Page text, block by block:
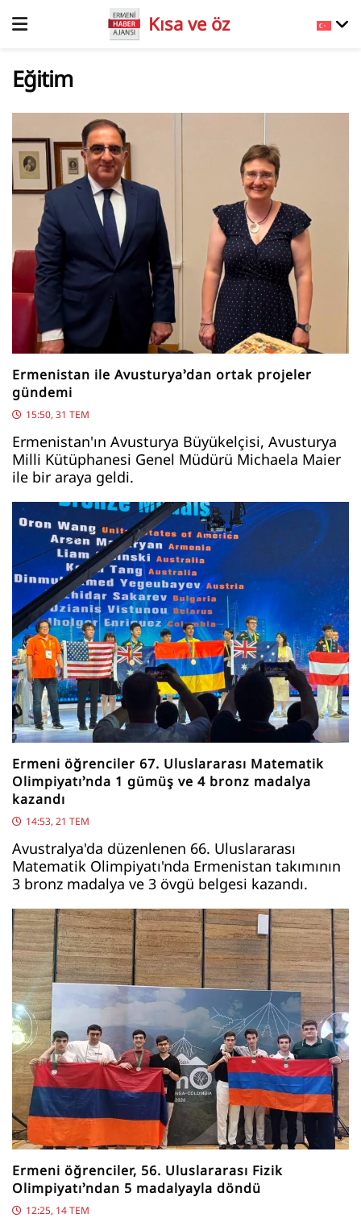
Kısa ve öz
Eğitim
Ermenistan ile Avusturya’dan ortak projeler
gündemi
15:50, 31 TEM
Ermenistan'ın Avusturya Büyükelçisi, Avusturya
Milli Kütüphanesi Genel Müdürü Michaela Maier
ile bir araya geldi.
Ermeni öğrenciler 67. Uluslararası Matematik
Olimpiyatı’nda 1 gümüş ve 4 bronz madalya
kazandı
14:53, 21 TEM
Avustralya'da düzenlenen 66. Uluslararası
Matematik Olimpiyatı'nda Ermenistan takımının
3 bronz madalya ve 3 övgü belgesi kazandı.
Ermeni öğrenciler, 56. Uluslararası Fizik
Olimpiyatı’ndan 5 madalyayla döndü
12:25, 14 TEM